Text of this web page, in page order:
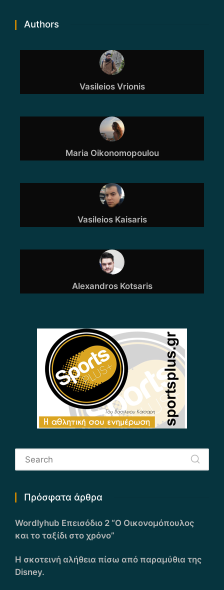
Authors
Vasileios Vrionis
Maria Oikonomopoulou
Vasileios Kaisaris
Alexandros Kotsaris
Πρόσφατα άρθρα
Wordlyhub Επεισόδιο 2 “Ο Οικονομόπουλος
και το ταξίδι στο χρόνο”
Η σκοτεινή αλήθεια πίσω από παραμύθια της
Disney.